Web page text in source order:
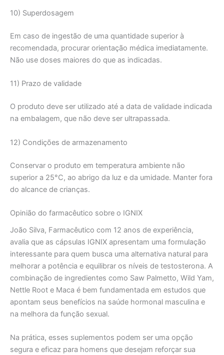
10) Superdosagem
Em caso de ingestão de uma quantidade superior à
recomendada, procurar orientação médica imediatamente.
Não use doses maiores do que as indicadas.
11) Prazo de validade
O produto deve ser utilizado até a data de validade indicada
na embalagem, que não deve ser ultrapassada.
12) Condições de armazenamento
Conservar o produto em temperatura ambiente não
superior a 25°C, ao abrigo da luz e da umidade. Manter fora
do alcance de crianças.
Opinião do farmacêutico sobre o IGNIX
João Silva, Farmacêutico com 12 anos de experiência,
avalia que as cápsulas IGNIX apresentam uma formulação
interessante para quem busca uma alternativa natural para
melhorar a potência e equilibrar os níveis de testosterona. A
combinação de ingredientes como Saw Palmetto, Wild Yam,
Nettle Root e Maca é bem fundamentada em estudos que
apontam seus benefícios na saúde hormonal masculina e
na melhora da função sexual.
Na prática, esses suplementos podem ser uma opção
segura e eficaz para homens que desejam reforçar sua